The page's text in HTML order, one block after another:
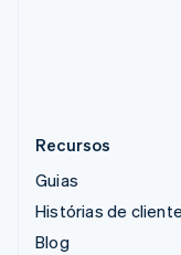
Recursos
Guias
Histórias de
Blog